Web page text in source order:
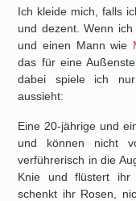
Ich kleide mich, falls
und dezent. Wenn
und einen Mann wie
das für eine
dabei spiele ich
aussieht:
Eine 20-jährige und
und können nicht
verführerisch in die
Knie und flüstert ihr
schenkt ihr Rosen,